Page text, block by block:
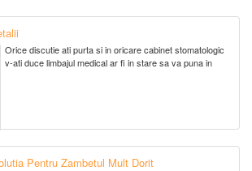
Orice discutie ati purta si in oricare cabinet stomatologic
v-ati duce limbajul medical ar fi in stare sa va puna in
Pentru Zambetul Mult Dorit